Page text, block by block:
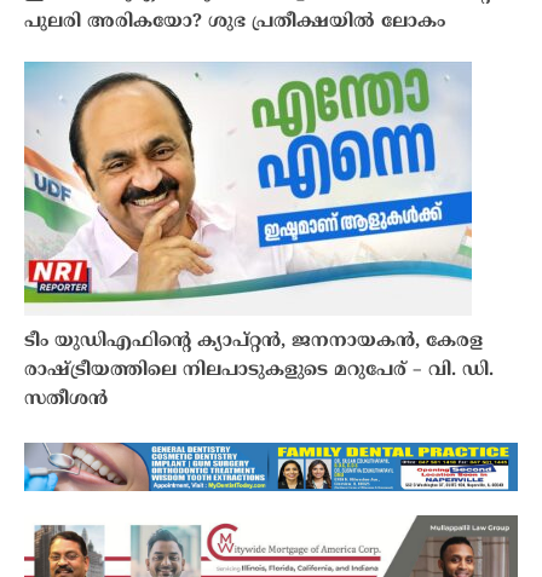
പുലരി അരികയോ? ശുഭ പ്രതീക്ഷയിൽ ലോകം
ടീം യുഡിഎഫിൻ്റെ ക്യാപ്റ്റൻ, ജനനായകൻ, കേരള
രാഷ്ട്രീയത്തിലെ നിലപാടുകളുടെ മറുപേര് – വി. ഡി.
സതീശൻ